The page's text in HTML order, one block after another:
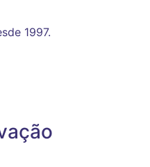
1997.